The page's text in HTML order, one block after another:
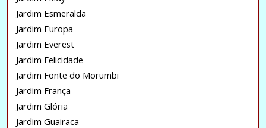
Jardim Esmeralda
Jardim Europa
Jardim Everest
Jardim Felicidade
Jardim Fonte do Morumbi
Jardim França
Jardim Glória
Jardim Guairaca